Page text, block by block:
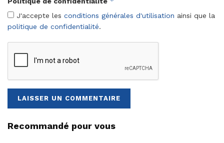
J'accepte les conditions générales d'utilisation ainsi que la
politique de confidentialité.
Recommandé pour vous